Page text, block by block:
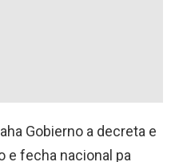
Gobierno a decreta e
e fecha nacional pa